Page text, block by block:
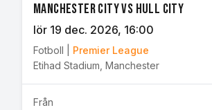
Manchester City vs Hull City
lör 19 dec. 2026, 16:00
Fotboll
Premier League
Etihad Stadium Manchester
Från